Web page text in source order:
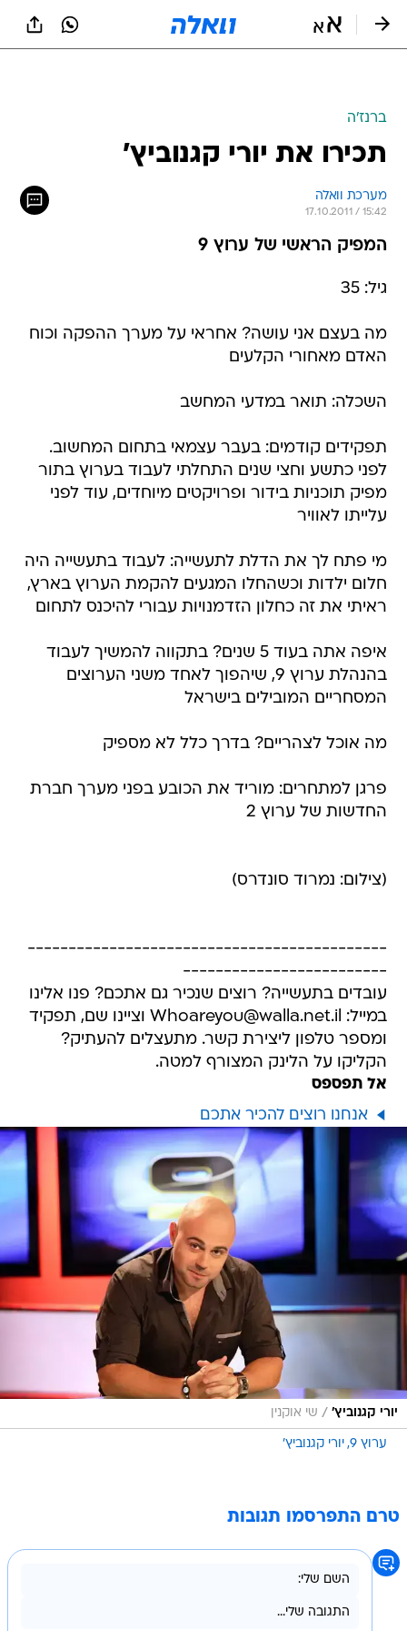
ברנז'ה
תכירו את יורי קגנוביץ'
מערכת וואלה
17.10.2011 / 15:42
המפיק הראשי של ערוץ 9
גיל: 35
מה בעצם אני עושה? אחראי על מערך ההפקה וכוח
האדם מאחורי הקלעים
השכלה: תואר במדעי המחשב
תפקידים קודמים: בעבר עצמאי בתחום המחשוב.
לפני כתשע וחצי שנים התחלתי לעבוד בערוץ בתור
מפיק תוכניות בידור ופרויקטים מיוחדים, עוד לפני
עלייתו לאוויר
מי פתח לך את הדלת לתעשייה: לעבוד בתעשייה היה
חלום ילדות וכשהחלו המגעים להקמת הערוץ בארץ,
ראיתי את זה כחלון הזדמנויות עבורי להיכנס לתחום
איפה אתה בעוד 5 שנים? בתקווה להמשיך לעבוד
בהנהלת ערוץ 9, שיהפוך לאחד משני הערוצים
המסחריים המובילים בישראל
מה אוכל לצהריים? בדרך כלל לא מספיק
פרגן למתחרים: מוריד את הכובע בפני מערך חברת
החדשות של ערוץ 2
(צילום: נמרוד סונדרס)
--------------------------------------------
-------------------------
עובדים בתעשייה? רוצים שנכיר גם אתכם? פנו אלינו
במייל: Whoareyou@walla.net.il וציינו שם, תפקיד
ומספר טלפון ליצירת קשר. מתעצלים להעתיק?
הקליקו על הלינק המצורף למטה.
אל תפספס
אנחנו רוצים להכיר אתכם
יורי קגנוביץ' / שי אוקנין
ערוץ 9 יורי קגנוביץ'
טרם התפרסמו תגובות